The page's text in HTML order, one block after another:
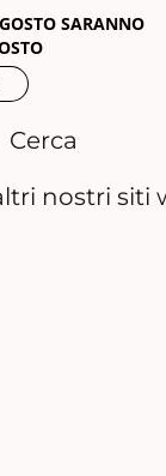
SARANNO
nostri siti